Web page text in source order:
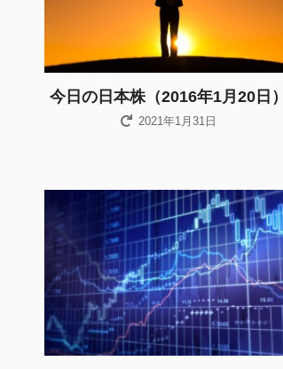
今日の日本株（2016年1月20日）
2021年1月31日